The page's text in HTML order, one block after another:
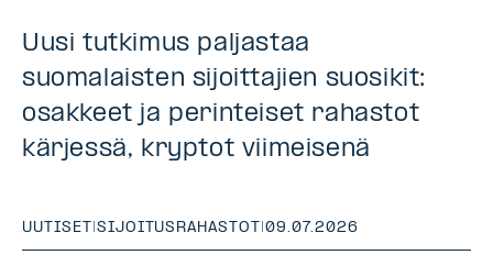
Uusi tutkimus paljastaa
suomalaisten sijoittajien suosikit:
osakkeet ja perinteiset rahastot
kärjessä, kryptot viimeisenä
UUTISET SIJOITUSRAHASTOT |09.07.2026